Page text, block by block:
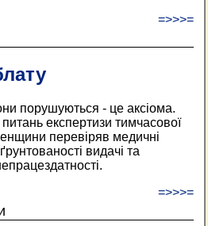
=>>>=
порушуються - це аксіома.
експертизи тимчасової
перевіряв медичні
видачі та
=>>>=